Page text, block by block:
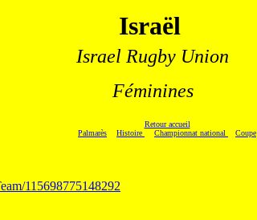
Israël
Israel Rugby Union
Féminines
Retour accueil
Palmarès
Histoire Championnat national Coupe
115698775148292